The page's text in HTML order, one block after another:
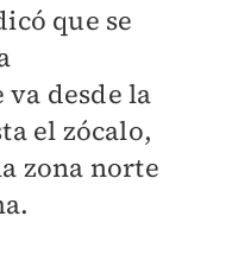
que se
desde la
el zócalo,
zona norte